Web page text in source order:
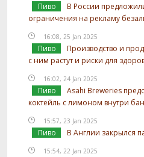
Пиво
В России
ограничения на рекламу
16:08, 25 Jan 2025
Пиво
Производство и
с ним растут и риски для
16:02, 24 Jan 2025
Пиво
Asahi Breweries
коктейль с лимоном внутри
15:57, 23 Jan 2025
Пиво В Англии закрылся
15:54, 22 Jan 2025